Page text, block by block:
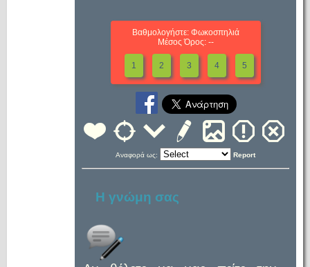
Βαθμολογήστε: Φωκοσπηλιά
Μέσος Όρος: --
1 2 3 4 5
Αναφορά ως: Report
Η γνώμη σας